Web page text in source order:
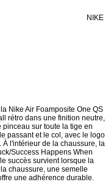
NIKE
Nike Air Foamposite One QS
rétro dans une finition neutre,
sur toute la tige en
passant et le col, avec le logo
l'intérieur de la chaussure, la
Success Happens When
succès survient lorsque la
chaussure, une semelle
une adhérence durable.